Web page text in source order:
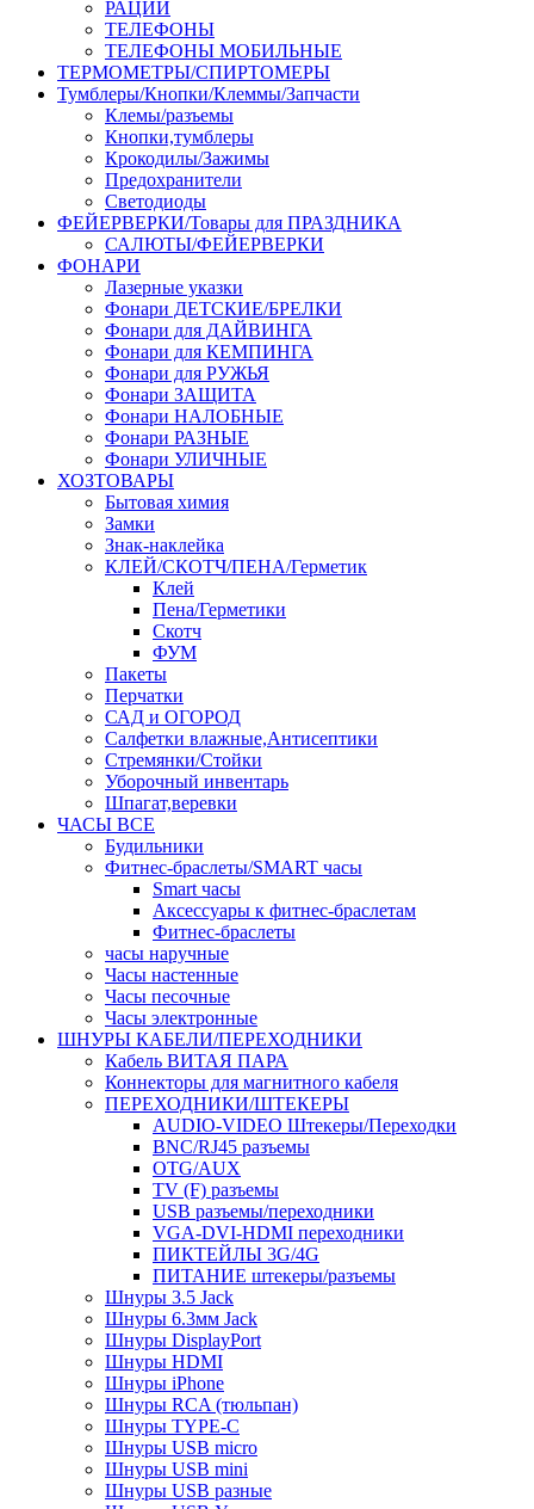
РАЦИИ
ТЕЛЕФОНЫ
ТЕЛЕФОНЫ МОБИЛЬНЫЕ
ТЕРМОМЕТРЫ/СПИРТОМЕРЫ
Тумблеры/Кнопки/Клеммы/Запчасти
Клемы/разъемы
Кнопки,тумблеры
Крокодилы/Зажимы
Предохранители
Светодиоды
ФЕЙЕРВЕРКИ/Товары для ПРАЗДНИКА
САЛЮТЫ/ФЕЙЕРВЕРКИ
ФОНАРИ
Лазерные указки
Фонари ДЕТСКИЕ/БРЕЛКИ
Фонари для ДАЙВИНГА
Фонари для КЕМПИНГА
Фонари для РУЖЬЯ
Фонари ЗАЩИТА
Фонари НАЛОБНЫЕ
Фонари РАЗНЫЕ
Фонари УЛИЧНЫЕ
ХОЗТОВАРЫ
Бытовая химия
Замки
Знак-наклейка
КЛЕЙ/СКОТЧ/ПЕНА/Герметик
Клей
Пена/Герметики
Скотч
ФУМ
Пакеты
Перчатки
САД и ОГОРОД
Салфетки влажные,Антисептики
Стремянки/Стойки
Уборочный инвентарь
Шпагат,веревки
ЧАСЫ ВСЕ
Будильники
Фитнес-браслеты/SMART часы
Smart часы
Аксессуары к фитнес-браслетам
Фитнес-браслеты
часы наручные
Часы настенные
Часы песочные
Часы электронные
ШНУРЫ КАБЕЛИ/ПЕРЕХОДНИКИ
Кабель ВИТАЯ ПАРА
Коннекторы для магнитного кабеля
ПЕРЕХОДНИКИ/ШТЕКЕРЫ
AUDIO-VIDEO Штекеры/Переходки
BNC/RJ45 разъемы
OTG/AUX
TV (F) разъемы
USB разъемы/переходники
VGA-DVI-HDMI переходники
ПИКТЕЙЛЫ 3G/4G
ПИТАНИЕ штекеры/разъемы
Шнуры 3.5 Jack
Шнуры 6.3мм Jack
Шнуры DisplayPort
Шнуры HDMI
Шнуры iPhone
Шнуры RCA (тюльпан)
Шнуры TYPE-C
Шнуры USB micro
Шнуры USB mini
Шнуры USB разные